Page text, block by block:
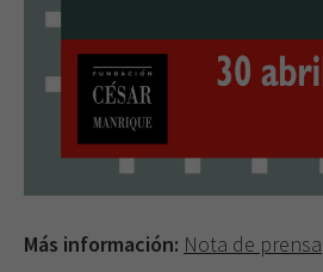
Más información: Nota de prensa